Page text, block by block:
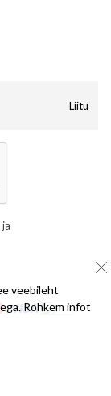
Liitu
ja
veebileht
Rohkem infot